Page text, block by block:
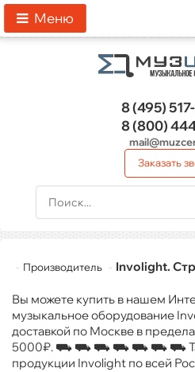
Меню
8 (495)
8 (800)
Заказать
Производитель Involight.
Вы можете купить в нашем
музыкальное оборудование
доставкой по Москве в
5000₽. ⛟ ⛟ ⛟ ⛟ ⛟ ⛟ ⛟
продукции Involight по всей